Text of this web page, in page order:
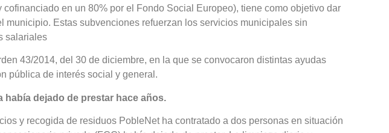
en un 80% por el Fondo Social Europeo), tiene como objetivo dar
Estas subvenciones refuerzan los servicios municipales sin
salariales
43/2014, del 30 de diciembre, en la que se convocaron distintas ayudas
pública de interés social y general.
había dejado de prestar hace años.
y recogida de residuos PobleNet ha contratado a dos personas en situación